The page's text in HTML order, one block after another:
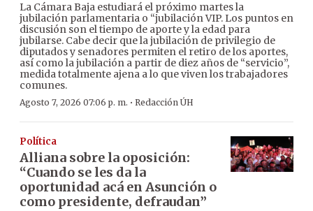
La Cámara Baja estudiará el próximo martes la
jubilación parlamentaria o “jubilación VIP. Los puntos en
discusión son el tiempo de aporte y la edad para
jubilarse. Cabe decir que la jubilación de privilegio de
diputados y senadores permiten el retiro de los aportes,
así como la jubilación a partir de diez años de “servicio”,
medida totalmente ajena a lo que viven los trabajadores
comunes.
Agosto 7, 2026 07:06 p. m. · Redacción ÚH
Política
Alliana sobre la oposición:
“Cuando se les da la
oportunidad acá en Asunción o
como presidente, defraudan”